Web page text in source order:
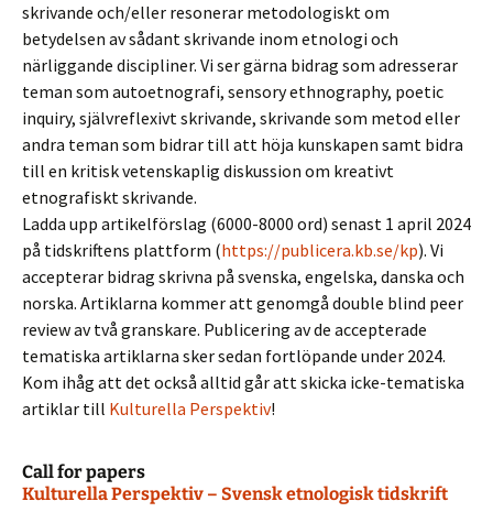
skrivande och/eller resonerar metodologiskt om
betydelsen av sådant skrivande inom etnologi och
närliggande discipliner. Vi ser gärna bidrag som adresserar
teman som autoetnografi, sensory ethnography, poetic
inquiry, självreflexivt skrivande, skrivande som metod eller
andra teman som bidrar till att höja kunskapen samt bidra
till en kritisk vetenskaplig diskussion om kreativt
etnografiskt skrivande.
Ladda upp artikelförslag (6000-8000 ord) senast 1 april 2024
på tidskriftens plattform (https://publicera.kb.se/kp). Vi
accepterar bidrag skrivna på svenska, engelska, danska och
norska. Artiklarna kommer att genomgå double blind peer
review av två granskare. Publicering av de accepterade
tematiska artiklarna sker sedan fortlöpande under 2024.
Kom ihåg att det också alltid går att skicka icke-tematiska
artiklar till Kulturella Perspektiv!
Call for papers
Kulturella Perspektiv – Svensk etnologisk tidskrift